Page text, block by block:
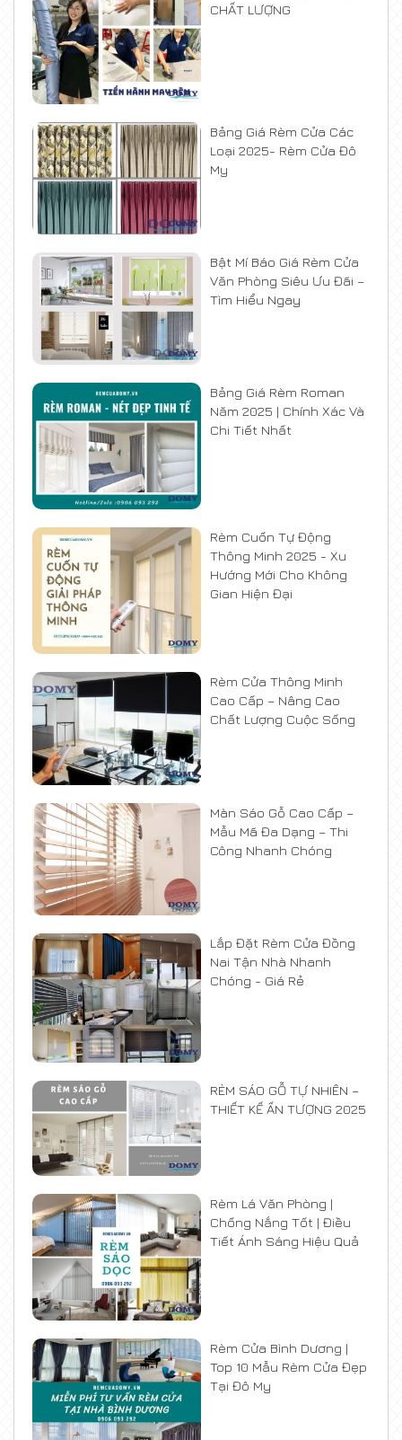
CHẤT LƯỢNG
Bảng Giá Rèm Cửa Các
Loại 2025- Rèm Cửa Đô
My
Bật Mí Báo Giá Rèm Cửa
Văn Phòng Siêu Ưu Đãi –
Tìm Hiểu Ngay
Bảng Giá Rèm Roman
Năm 2025 | Chính Xác Và
Chi Tiết Nhất
Rèm Cuốn Tự Động
Thông Minh 2025 - Xu
Hướng Mới Cho Không
Gian Hiện Đại
Rèm Cửa Thông Minh
Cao Cấp – Nâng Cao
Chất Lượng Cuộc Sống
Màn Sáo Gỗ Cao Cấp –
Mẫu Mã Đa Dạng – Thi
Công Nhanh Chóng
Lắp Đặt Rèm Cửa Đồng
Nai Tận Nhà Nhanh
Chóng - Giá Rẻ
RÈM SÁO GỖ TỰ NHIÊN –
THIẾT KẾ ẤN TƯỢNG 2025
Rèm Lá Văn Phòng |
Chống Nắng Tốt | Điều
Tiết Ánh Sáng Hiệu Quả
Rèm Cửa Bình Dương |
Top 10 Mẫu Rèm Cửa Đẹp
Tại Đô My